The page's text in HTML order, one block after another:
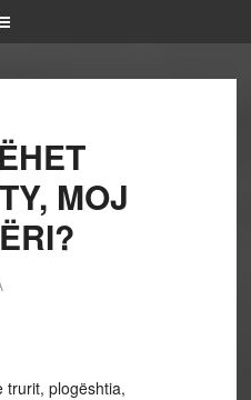
MOJ
trurit, plogështia,